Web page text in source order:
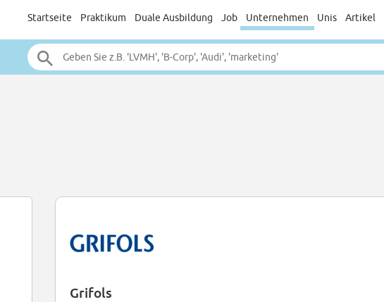
Startseite Praktikum Duale Ausbildung Job Unternehmen Unis Artikel
Grifols